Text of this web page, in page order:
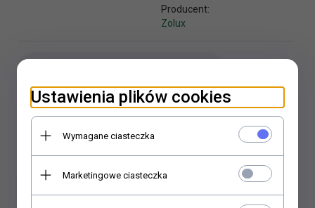
Producent:
Zolux
Ustawienia plików cookies
Wymagane ciasteczka
Marketingowe ciasteczka